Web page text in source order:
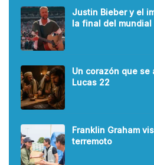
Justin Bieber y el
la final del
Un corazón que
Lucas 22
Franklin Graham
terremoto